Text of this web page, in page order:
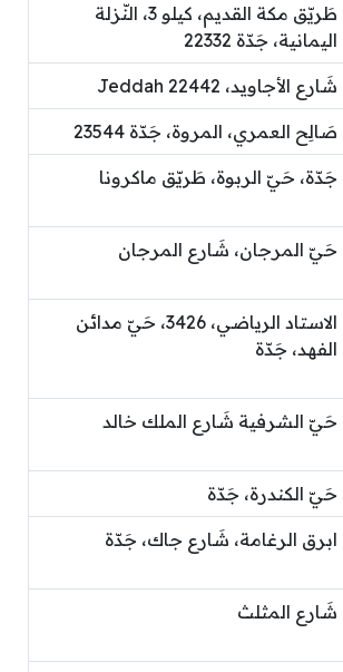
طَريّق مكة القديم، كيلو 3، النّزلة
اليمانية، جَدّة 22332
شَارع الأجاويد، Jeddah 22442
صَالِح العمري، المروة، جَدّة 23544
جَدّة، حَيّ الربوة، طَريّق ماكرونا
حَيّ المرجان، شَارع المرجان
الاستاد الرياضي، 3426، حَيّ مدائن
الفهد، جَدّة
حَيّ الشرفية شَارع الملك خالد
حَيّ الكندرة، جَدّة
ابرق الرغامة، شَارع جاك، جَدّة
شَارع المثلث